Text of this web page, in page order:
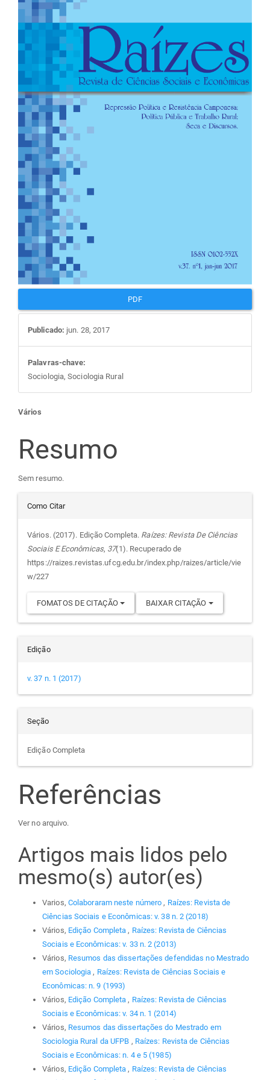
de
artigos
PDF
Publicado: jun. 28, 2017
Palavras-chave:
Sociologia, Sociologia Rural
Conteúdo
do
artigo
principal
Vários
Resumo
Sem resumo.
Detalhes
do
artigo
Como Citar
Vários. (2017). Edição Completa. Raízes: Revista De Ciências
Sociais E Econômicas, 37(1). Recuperado de
https://raizes.revistas.ufcg.edu.br/index.php/raizes/article/vie
w/227
FOMATOS DE CITAÇÃO BAIXAR CITAÇÃO
Edição
v. 37 n. 1 (2017)
Seção
Edição Completa
Referências
Ver no arquivo.
Artigos mais lidos pelo
mesmo(s) autor(es)
Varios, Colaboraram neste número , Raízes: Revista de
Ciências Sociais e Econômicas: v. 38 n. 2 (2018)
Vários, Edição Completa , Raízes: Revista de Ciências
Sociais e Econômicas: v. 33 n. 2 (2013)
Vários, Resumos das dissertações defendidas no Mestrado
em Sociologia , Raízes: Revista de Ciências Sociais e
Econômicas: n. 9 (1993)
Vários, Edição Completa , Raízes: Revista de Ciências
Sociais e Econômicas: v. 34 n. 1 (2014)
Vários, Resumos das dissertações do Mestrado em
Sociologia Rural da UFPB , Raízes: Revista de Ciências
Sociais e Econômicas: n. 4 e 5 (1985)
Vários, Edição Completa , Raízes: Revista de Ciências